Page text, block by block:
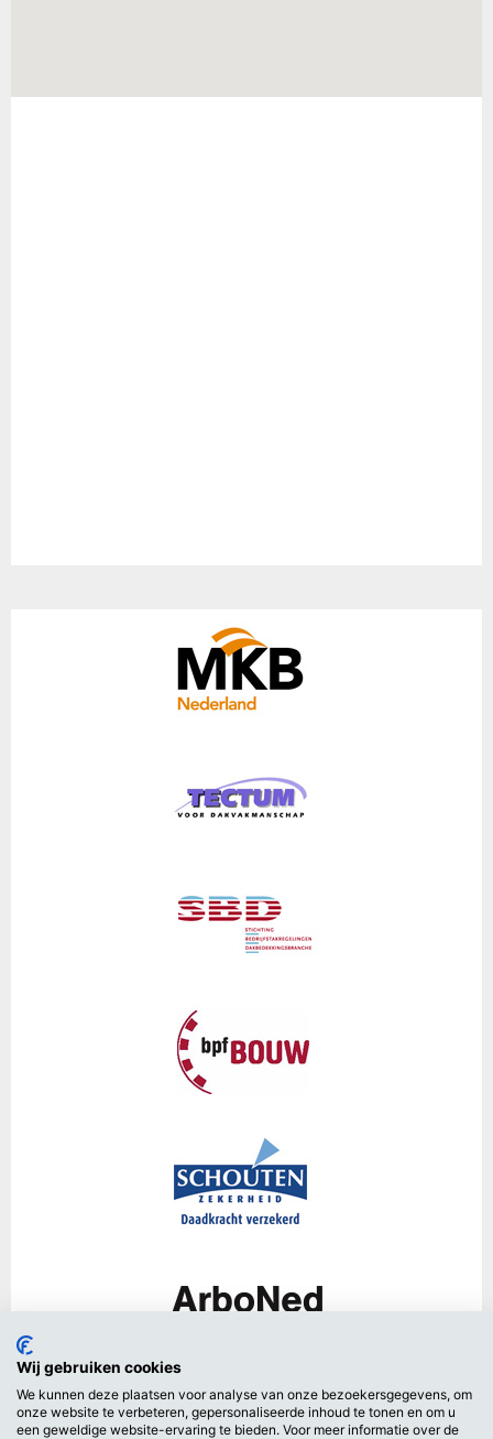
Wij gebruiken cookies
We kunnen deze plaatsen voor analyse van onze bezoekersgegevens, om
onze website te verbeteren, gepersonaliseerde inhoud te tonen en om u
een geweldige website-ervaring te bieden. Voor meer informatie over de